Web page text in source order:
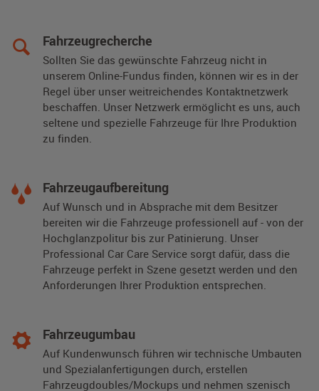
Fahrzeugrecherche
Sollten Sie das gewünschte Fahrzeug nicht in
unserem Online-Fundus finden, können wir es in der
Regel über unser weitreichendes Kontaktnetzwerk
beschaffen. Unser Netzwerk ermöglicht es uns, auch
seltene und spezielle Fahrzeuge für Ihre Produktion
zu finden.
Fahrzeugaufbereitung
Auf Wunsch und in Absprache mit dem Besitzer
bereiten wir die Fahrzeuge professionell auf - von der
Hochglanzpolitur bis zur Patinierung. Unser
Professional Car Care Service sorgt dafür, dass die
Fahrzeuge perfekt in Szene gesetzt werden und den
Anforderungen Ihrer Produktion entsprechen.
Fahrzeugumbau
Auf Kundenwunsch führen wir technische Umbauten
und Spezialanfertigungen durch, erstellen
Fahrzeugdoubles/Mockups und nehmen szenisch